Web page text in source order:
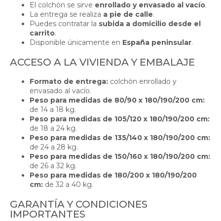
El colchón se sirve enrollado y envasado al vacío.
La entrega se realiza a pie de calle.
Puedes contratar la subida a domicilio desde el
carrito.
Disponible únicamente en España peninsular.
ACCESO A LA VIVIENDA Y EMBALAJE
Formato de entrega: colchón enrollado y
envasado al vacío.
Peso para medidas de 80/90 x 180/190/200 cm:
de 14 a 18 kg.
Peso para medidas de 105/120 x 180/190/200 cm:
de 18 a 24 kg.
Peso para medidas de 135/140 x 180/190/200 cm:
de 24 a 28 kg.
Peso para medidas de 150/160 x 180/190/200 cm:
de 26 a 32 kg.
Peso para medidas de 180/200 x 180/190/200
cm: de 32 a 40 kg.
GARANTÍA Y CONDICIONES
IMPORTANTES